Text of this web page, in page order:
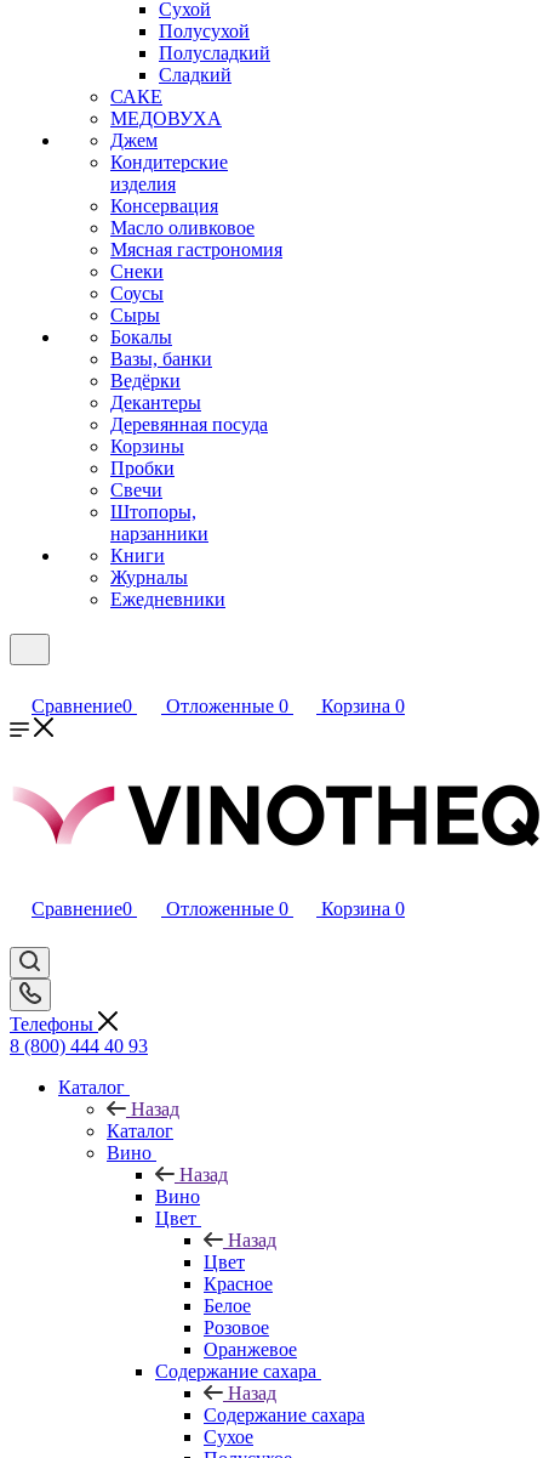
Сухой
Полусухой
Полусладкий
Сладкий
САКЕ
МЕДОВУХА
Джем
Кондитерские
изделия
Консервация
Масло оливковое
Мясная гастрономия
Снеки
Соусы
Сыры
Бокалы
Вазы, банки
Ведёрки
Декантеры
Деревянная посуда
Корзины
Пробки
Свечи
Штопоры,
нарзанники
Книги
Журналы
Ежедневники
Сравнение0 Отложенные 0 Корзина 0
Сравнение0 Отложенные 0 Корзина 0
Телефоны
8 (800) 444 40 93
Каталог
Назад
Каталог
Вино
Назад
Вино
Цвет
Назад
Цвет
Красное
Белое
Розовое
Оранжевое
Содержание сахара
Назад
Содержание сахара
Сухое